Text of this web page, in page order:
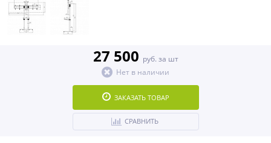
27 500 руб. за шт
Нет в наличии
ЗАКАЗАТЬ ТОВАР
СРАВНИТЬ